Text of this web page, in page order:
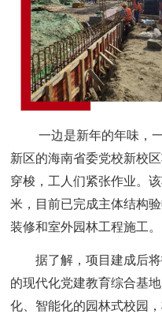
一边是新年的年味，
新区的海南省委党校新校
穿梭，工人们紧张作业。
米，目前已完成主体结构
装修和室外园林工程施工。
据了解，项目建成后
的现代化党建教育综合基
化、智能化的园林式校园